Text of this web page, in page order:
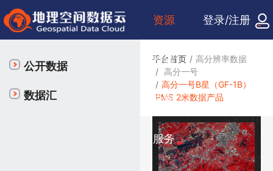
资源
检索
众包
服务
登录/注册
公开数据
数据汇
平台首页
高分辨率数据
高分一号
高分一号B星（GF-1B）
PMS 2米数据产品